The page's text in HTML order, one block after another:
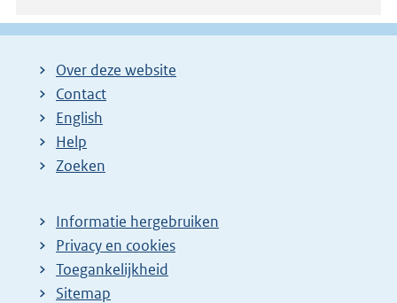
Over deze website
Contact
English
Help
Zoeken
Informatie hergebruiken
Privacy en cookies
Toegankelijkheid
Sitemap